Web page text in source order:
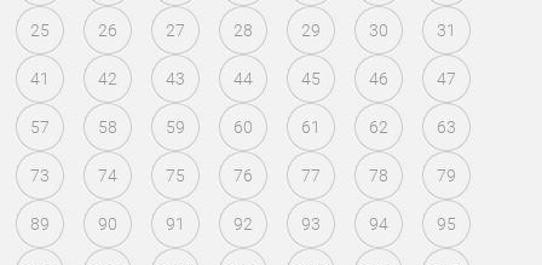
25 26 27 28 29 30 31
41 42 43 44 45 46 47
57 58 59 60 61 62 63
73 74 75 76 77 78 79
89 90 91 92 93 94 95